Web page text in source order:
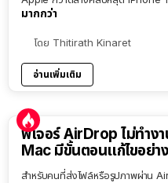
มากกว่า
โดย Thitirath Kinaret
อ่านเพิ่มเติม
ฟีเจอร์ AirDrop ไม่ทำง
Mac มีขั้นตอนแก้ไขอย่า
สำหรับคนที่ส่งไฟล์หรือรูปภาพผ่าน